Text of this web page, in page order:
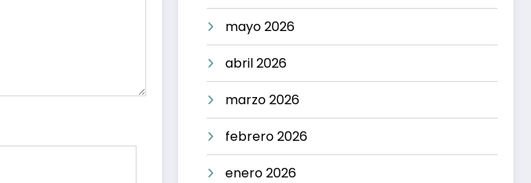
mayo 2026
abril 2026
marzo 2026
febrero 2026
enero 2026